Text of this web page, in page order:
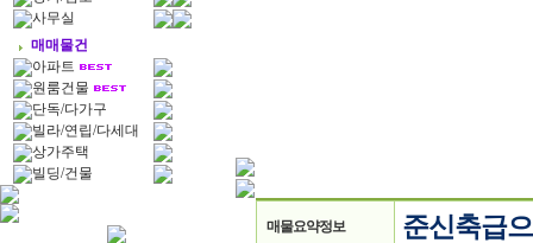
사무실
매매물건
아파트
원룸건물
단독/다가구
빌라/연립/다세대
상가주택
빌딩/건물
매물요약정보 준신축급